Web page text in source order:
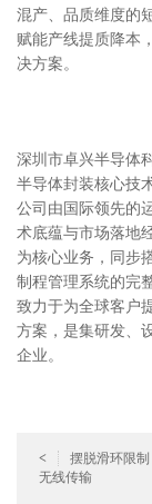
混产、品质维度的
赋能产线提质降本
决方案。
深圳市卓兴半导体
半导体封装核心技
公司由国际领先的
术底蕴与市场落地
为核心业务，同步
制程管理系统的完
致力于为全球客户
方案，是集研发、
企业。
<
摆脱滑环限
无线传输